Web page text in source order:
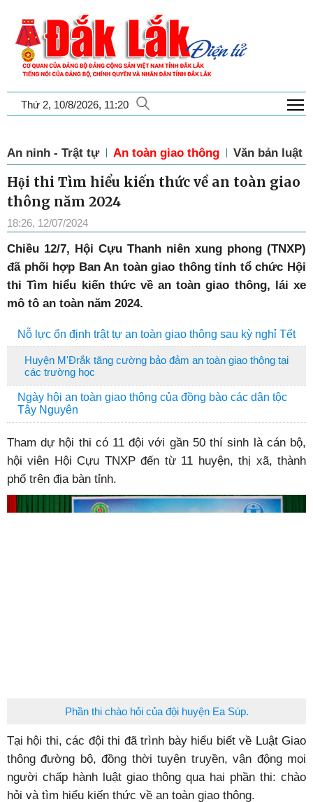
Thứ 2, 10/8/2026, 11:20
An ninh - Trật tự An toàn giao thông Văn bản luật
Hội thi Tìm hiểu kiến thức về an toàn giao
thông năm 2024
18:26, 12/07/2024
Chiều 12/7, Hội Cựu Thanh niên xung phong (TNXP)
đã phối hợp Ban An toàn giao thông tỉnh tổ chức Hội
thi Tìm hiểu kiến thức về an toàn giao thông, lái xe
mô tô an toàn năm 2024.
Nỗ lực ổn định trật tự an toàn giao thông sau kỳ nghỉ Tết
Huyện M'Đrắk tăng cường bảo đảm an toàn giao thông tại
các trường học
Ngày hội an toàn giao thông của đồng bào các dân tộc
Tây Nguyên
Tham dự hội thi có 11 đội với gần 50 thí sinh là cán bộ,
hội viên Hội Cựu TNXP đến từ 11 huyện, thị xã, thành
phố trên địa bàn tỉnh.
Phần thi chào hỏi của đội huyện Ea Súp.
Tại hội thi, các đội thi đã trình bày hiểu biết về Luật Giao
thông đường bộ, đồng thời tuyên truyền, vận động mọi
người chấp hành luật giao thông qua hai phần thi: chào
hỏi và tìm hiểu kiến thức về an toàn giao thông.